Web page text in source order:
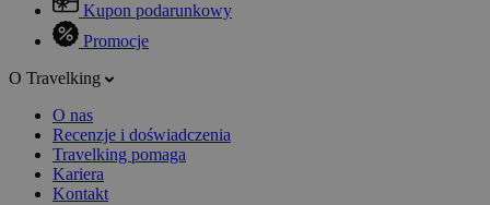
Kupon podarunkowy
Promocje
O Travelking
O nas
Recenzje i doświadczenia
Travelking pomaga
Kariera
Kontakt